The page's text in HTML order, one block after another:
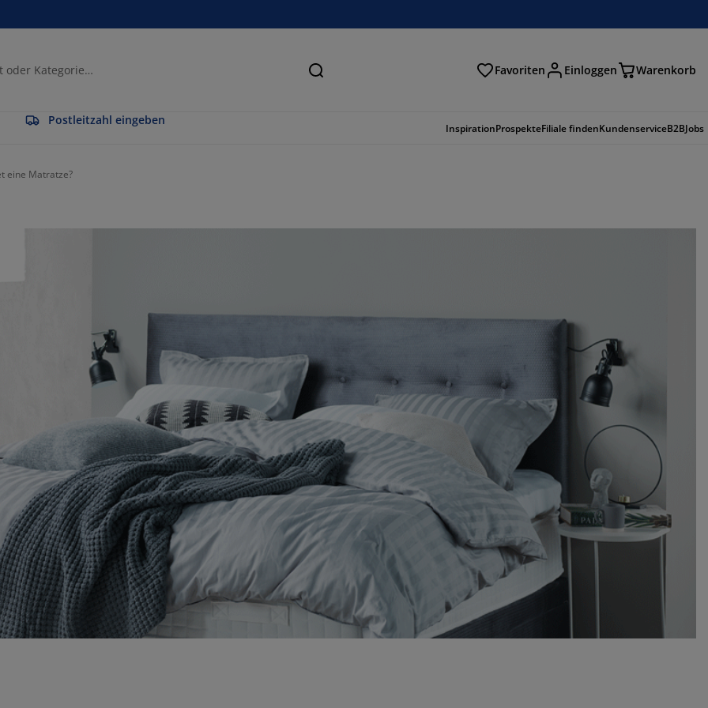
Suchen Favoriten Einloggen Warenkorb
Postleitzahl eingeben
InspirationProspekteFiliale findenKundenserviceB2BJobs
eine Matratze?